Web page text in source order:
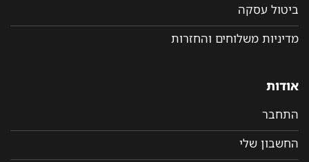
ביטול עסקה
מדיניות משלוחים והחזרות
אודות
התחבר
החשבון שלי